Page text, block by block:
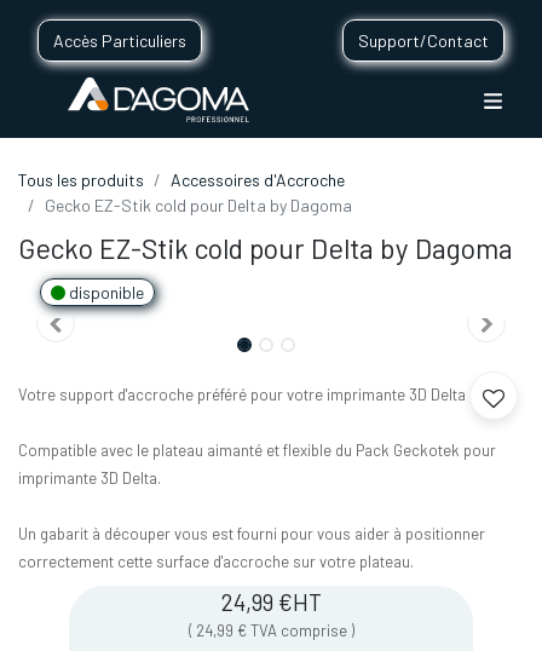
Accès Particuliers Support/Contact
Tous les produits
Accessoires d'Accroche
Gecko EZ-Stik cold pour Delta by Dagoma
Gecko EZ-Stik cold pour Delta by Dagoma
disponible
Votre support d'accroche préféré pour votre imprimante 3D Delta !
Compatible avec le plateau aimanté et flexible du Pack Geckotek pour
imprimante 3D Delta.
Un gabarit à découper vous est fourni pour vous aider à positionner
correctement cette surface d'accroche sur votre plateau.
24,99 €HT
( 24,99 € TVA comprise )